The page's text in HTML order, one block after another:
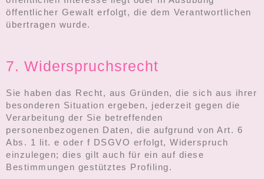
öffentlicher Gewalt erfolgt, die dem Verantwortlichen
übertragen wurde.
7. Widerspruchsrecht
Sie haben das Recht, aus Gründen, die sich aus ihrer
besonderen Situation ergeben, jederzeit gegen die
Verarbeitung der Sie betreffenden
personenbezogenen Daten, die aufgrund von Art. 6
Abs. 1 lit. e oder f DSGVO erfolgt, Widerspruch
einzulegen; dies gilt auch für ein auf diese
Bestimmungen gestütztes Profiling.